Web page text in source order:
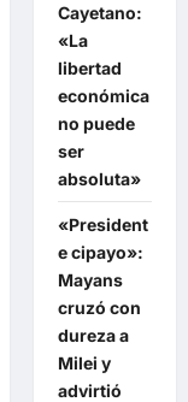
Cayetano:
«La
libertad
económica
no puede
ser
absoluta»
«President
e cipayo»:
Mayans
cruzó con
dureza a
Milei y
advirtió